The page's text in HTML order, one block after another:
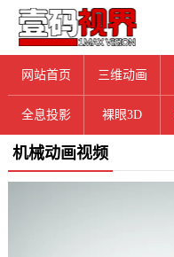
网站首页 三维动画
全息投影 裸眼3D
机械动画视频